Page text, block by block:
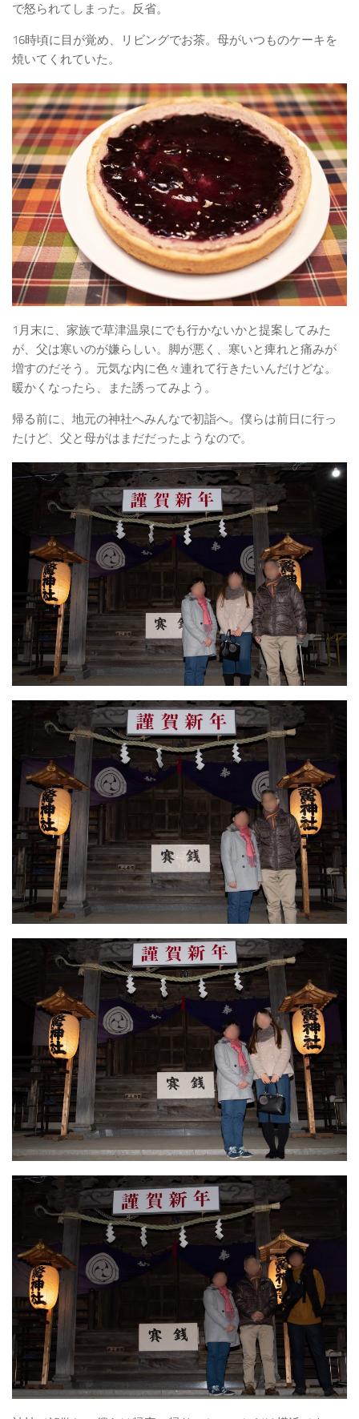
で怒られてしまった。反省。
16時頃に目が覚め、リビングでお茶。母がいつものケーキを
焼いてくれていた。
1月末に、家族で草津温泉にでも行かないかと提案してみた
が、父は寒いのが嫌らしい。脚が悪く、寒いと痺れと痛みが
増すのだそう。元気な内に色々連れて行きたいんだけどな。
暖かくなったら、また誘ってみよう。
帰る前に、地元の神社へみんなで初詣へ。僕らは前日に行っ
たけど、父と母がはまだだったようなので。